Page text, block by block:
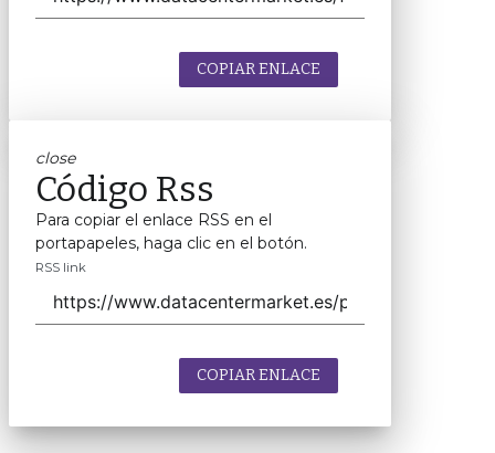
COPIAR ENLACE
close
Código Rss
Para copiar el enlace RSS en el
portapapeles, haga clic en el botón.
RSS link
COPIAR ENLACE